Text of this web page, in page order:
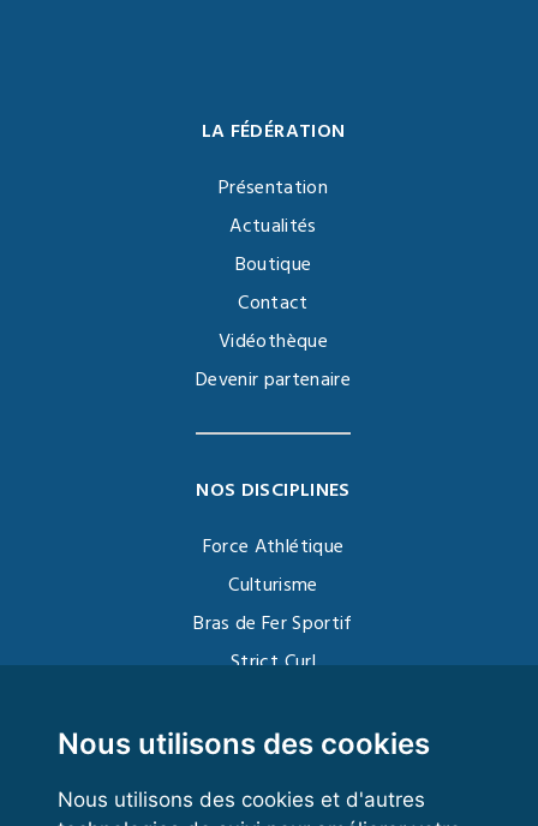
Nous utilisons des cookies
Nous utilisons des cookies et d'autres
LA FÉDÉRATION
Présentation
Actualités
Boutique
Contact
Vidéothèque
Devenir partenaire
NOS DISCIPLINES
Force Athlétique
Culturisme
Bras de Fer Sportif
Strict Curl
Kettlebell